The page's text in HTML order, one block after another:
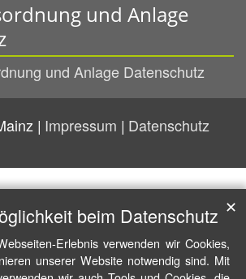
und Anlage
und Anlage Datenschutz
Impressum Datenschutz
beim Datenschutz
Erlebnis verwenden wir Cookies,
unserer Website notwendig sind. Mit
✕